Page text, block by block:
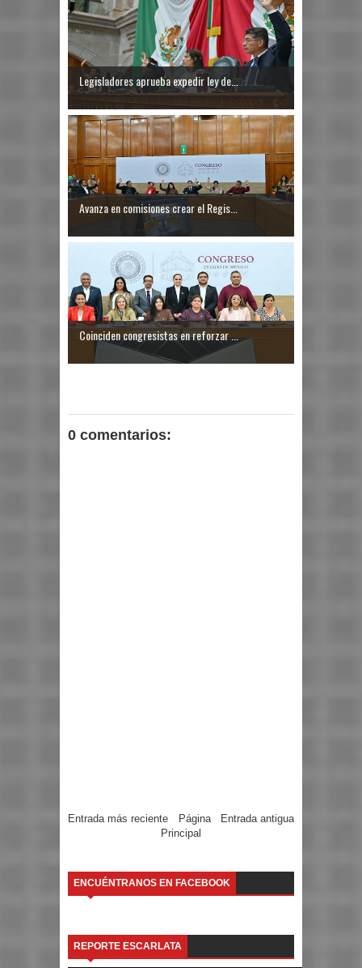
Legisladores aprueba expedir ley de...
Avanza en comisiones crear el Regis...
Coinciden congresistas en reforzar ...
0 comentarios:
Entrada más reciente Entrada antigua
Página
Principal
ENCUÉNTRANOS EN FACEBOOK
REPORTE ESCARLATA